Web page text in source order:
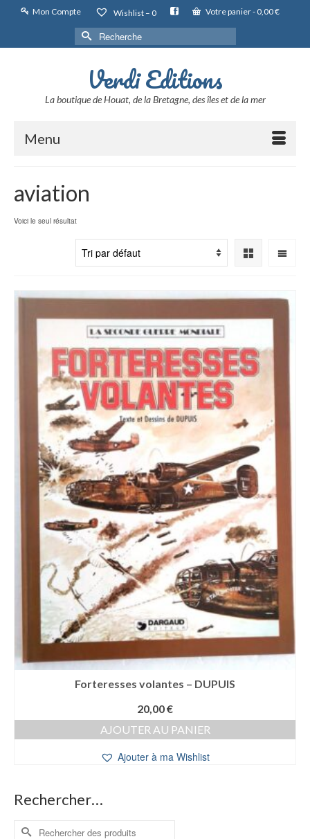
Mon Compte Wishlist – 0 Votre panier- 0,00€
Rechercher :
Verdi Editions
La boutique de Houat, de la Bretagne, des îles et de la mer
Menu
aviation
Voici le seul résultat
Forteresses volantes – DUPUIS
20,00€
AJOUTER AU PANIER
Ajouter à ma Wishlist
Rechercher…
Rechercher :